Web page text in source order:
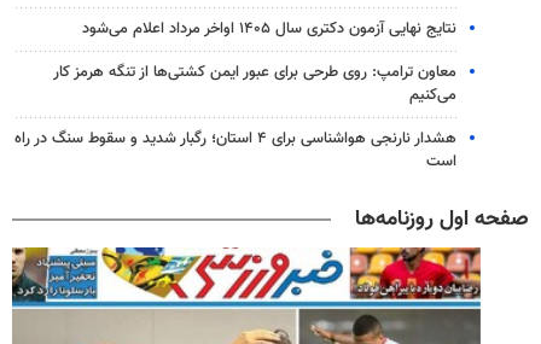
نتایج نهایی آزمون دکتری سال ۱۴۰۵ اواخر مرداد اعلام می‌شود
معاون ترامپ: روی طرحی برای عبور ایمن کشتی‌ها از تنگه هرمز کار
می‌کنیم
هشدار نارنجی هواشناسی برای ۴ استان؛ رگبار شدید و سقوط سنگ در راه
است
صفحه اول روزنامه‌ها